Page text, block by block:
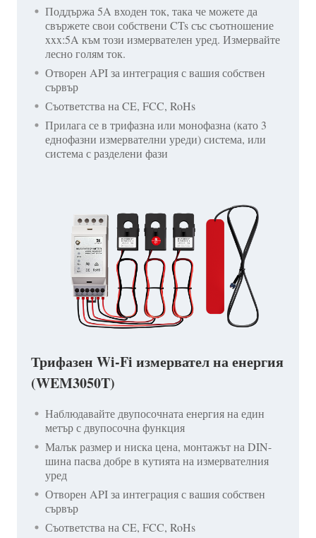
Поддържа 5A входен ток, така че можете да
свържете свои собствени CTs със съотношение
xxx:5A към този измервателен уред. Измервайте
лесно голям ток.
Отворен API за интеграция с вашия собствен
сървър
Съответства на CE, FCC, RoHs
Прилага се в трифазна или монофазна (като 3
еднофазни измервателни уреди) система, или
система с разделени фази
Трифазен Wi-Fi измервател на енергия
(WEM3050T)
Наблюдавайте двупосочната енергия на един
метър с двупосочна функция
Малък размер и ниска цена, монтажът на DIN-
шина пасва добре в кутията на измервателния
уред
Отворен API за интеграция с вашия собствен
сървър
Съответства на CE, FCC, RoHs